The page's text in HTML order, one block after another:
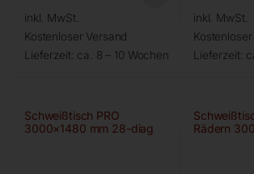
inkl. MwSt.
Kostenloser Versand
Lieferzeit: ca. 8 – 10 Wochen
inkl. MwSt.
Lieferzeit:
Schweißtisch PRO
3000×1480 mm 28-diag
Rädern